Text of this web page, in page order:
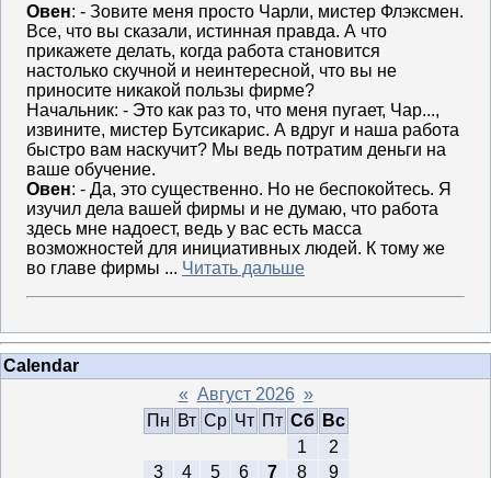
Овен: - Зовите меня просто Чарли, мистер Флэксмен.
Все, что вы сказали, истинная правда. А что
прикажете делать, когда работа становится
настолько скучной и неинтересной, что вы не
приносите никакой пользы фирме?
Начальник: - Это как раз то, что меня пугает, Чар...,
извините, мистер Бутсикарис. А вдруг и наша работа
быстро вам наскучит? Мы ведь потратим деньги на
ваше обучение.
Овен: - Да, это существенно. Но не беспокойтесь. Я
изучил дела вашей фирмы и не думаю, что работа
здесь мне надоест, ведь у вас есть масса
возможностей для инициативных людей. К тому же
во главе фирмы ... Читать дальше
Calendar
« Август 2026 »
Пн Вт Ср Чт Пт Сб
Вс
1
2
3
4 5 6 7 8 9